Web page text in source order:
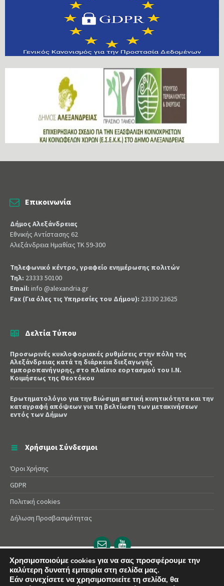
Επικοινωνία
Δήμος Αλεξάνδρειας
Εθνικής Αντίστασης 62
Αλεξάνδρεια Ημαθίας ΤΚ 59-300
Τηλεφωνικό κέντρο, γραφείο ενημέρωσης πολιτών
Τηλ: 23333 50100
Email: info @alexandria.gr
Fax (Για όλες τις Υπηρεσίες του Δήμου): 23330 23625
Δελτία Τύπου
Προσωρινές κυκλοφοριακές ρυθμίσεις στην πόλη της
Αλεξάνδρειας κατά τη διάρκεια διεξαγωγής
εμποροπανήγυρης, στο πλαίσιο εορτασμού του Ι.Ν.
Κοιμήσεως της Θεοτόκου
Ερωτηματολόγιο για την Βιώσιμη αστική κινητικότητα και την
καταγραφή απόψεων για τη βελτίωση των μετακινήσεων
εντός των Δήμων
Χρήσιμοι Σύνδεσμοι
Όροι Χρήσης
GDPR
Πολιτική cookies
Δήλωση Προσβασιμότητας
Email
url
YouTube
url
© 2025 Δήμος Αλεξάνδρειας | Powered byApogee
Χρησιμοποιούμε cookies για να σας προσφέρουμε την
καλύτερη δυνατή εμπειρία στη σελίδα μας.
Εάν συνεχίσετε να χρησιμοποιείτε τη σελίδα, θα